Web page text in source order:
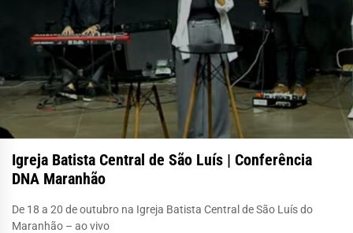
Igreja Batista Central de São Luís | Conferência
DNA Maranhão
De 18 a 20 de outubro na Igreja Batista Central de São Luís do
Maranhão – ao vivo